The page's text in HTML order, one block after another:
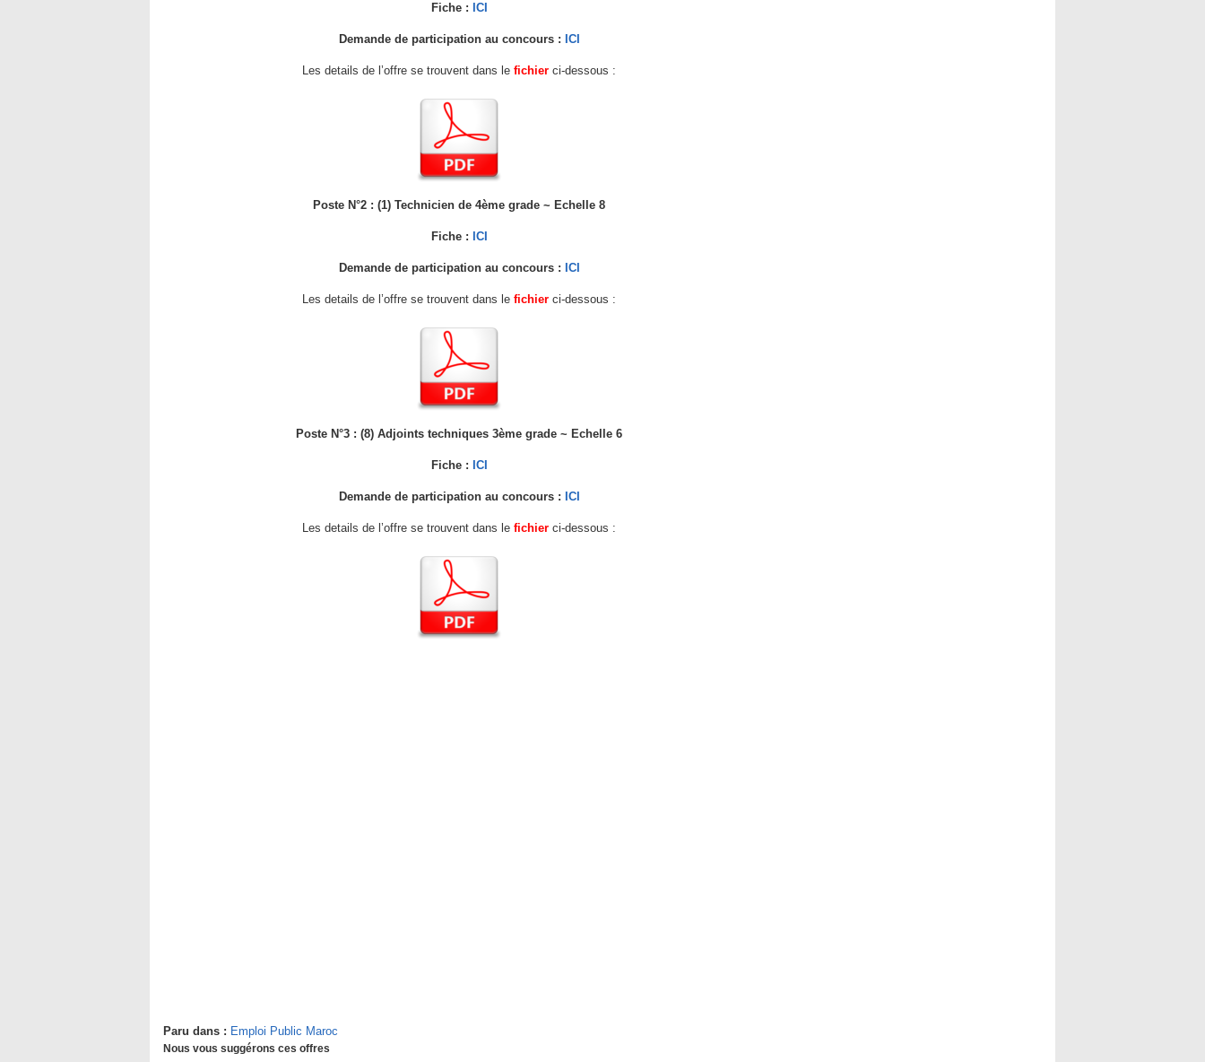
Fiche : ICI
Demande de participation au concours : ICI
Les details de l’offre se trouvent dans le fichier ci-dessous :
Poste N°2 : (1) Technicien de 4ème grade ~ Echelle 8
Fiche : ICI
Demande de participation au concours : ICI
Les details de l’offre se trouvent dans le fichier ci-dessous :
Poste N°3 : (8) Adjoints techniques 3ème grade ~ Echelle 6
Fiche : ICI
Demande de participation au concours : ICI
Les details de l’offre se trouvent dans le fichier ci-dessous :
Paru dans : Emploi Public Maroc
Nous vous suggérons ces offres